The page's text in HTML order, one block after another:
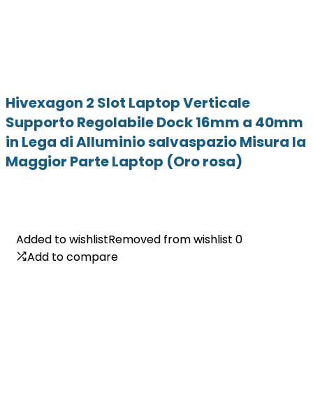
Hivexagon 2 Slot Laptop Verticale
Supporto Regolabile Dock 16mm a 40mm
in Lega di Alluminio salvaspazio Misura la
Maggior Parte Laptop (Oro rosa)
Added to wishlistRemoved from wishlist 0
Add to compare
Added to wishlistRemoved from wishlist 0
Add to compare